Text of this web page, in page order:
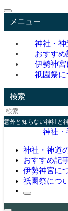
メニュー
神社・神
おすすめ
伊勢神宮
祇園祭に
検索
意外と知らない神社と
神社・
神社・神道
おすすめ記
伊勢神宮に
祇園祭につ